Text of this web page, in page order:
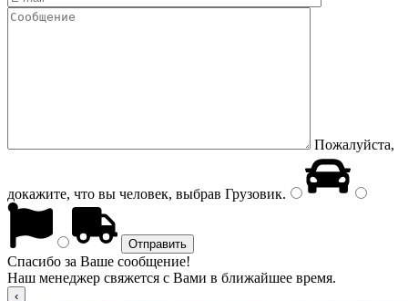
Пожалуйста,
докажите, что вы человек, выбрав Грузовик.
Спасибо за Ваше сообщение!
Наш менеджер свяжется с Вами в ближайшее время.